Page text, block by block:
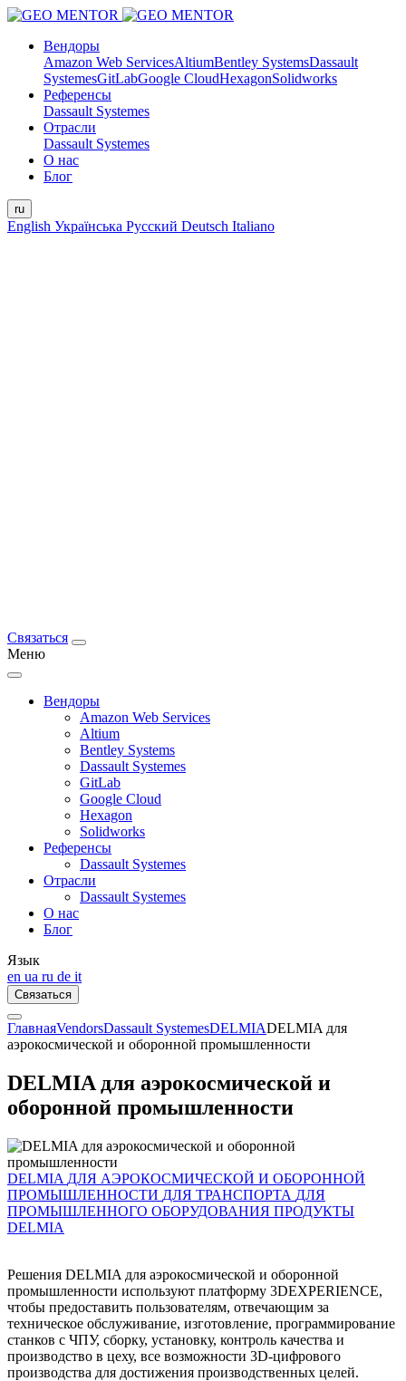
Вендоры
Amazon Web ServicesAltiumBentley SystemsDassault
SystemesGitLabGoogle CloudHexagonSolidworks
Референсы
Dassault Systemes
Отрасли
Dassault Systemes
О нас
Блог
ru
English Українська Русский Deutsch Italiano
Связаться
Меню
Вендоры
Amazon Web Services
Altium
Bentley Systems
Dassault Systemes
GitLab
Google Cloud
Hexagon
Solidworks
Референсы
Dassault Systemes
Отрасли
Dassault Systemes
О нас
Блог
Язык
en ua ru de it
Связаться
ГлавнаяVendorsDassault SystemesDELMIADELMIA для
аэрокосмической и оборонной промышленности
DELMIA для аэрокосмической и
оборонной промышленности
DELMIA ДЛЯ АЭРОКОСМИЧЕСКОЙ И ОБОРОННОЙ
ПРОМЫШЛЕННОСТИ ДЛЯ ТРАНСПОРТА ДЛЯ
ПРОМЫШЛЕННОГО ОБОРУДОВАНИЯ ПРОДУКТЫ
DELMIA
Решения DELMIA для аэрокосмической и оборонной
промышленности используют платформу 3DEXPERIENCE,
чтобы предоставить пользователям, отвечающим за
техническое обслуживание, изготовление, программирование
станков с ЧПУ, сборку, установку, контроль качества и
производство в цеху, все возможности 3D-цифрового
производства для достижения производственных целей.